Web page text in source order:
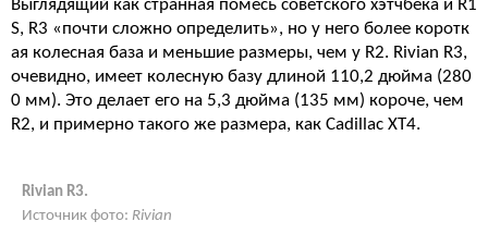
Выглядящий как странная помесь советского хэтчбека и R1
S, R3 «почти сложно определить», но у него более коротк
ая колесная база и меньшие размеры, чем у R2. Rivian R3,
очевидно, имеет колесную базу длиной 110,2 дюйма (280
0 мм). Это делает его на 5,3 дюйма (135 мм) короче, чем
R2, и примерно такого же размера, как Cadillac XT4.
Rivian R3.
Источник фото: Rivian